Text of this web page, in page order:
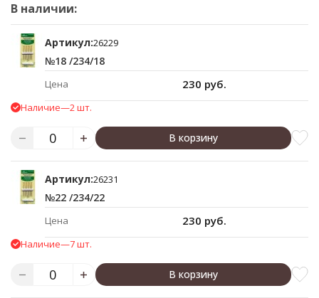
В наличии:
Артикул:26229
№18 /234/18
Цена 230 руб.
Наличие—2 шт.
В корзину
Артикул:26231
№22 /234/22
Цена 230 руб.
Наличие—7 шт.
В корзину